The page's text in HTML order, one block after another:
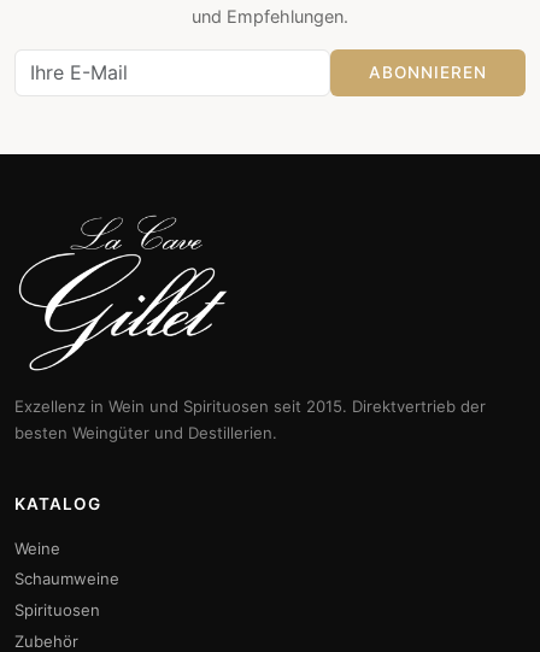
und Empfehlungen.
ABONNIEREN
Exzellenz in Wein und Spirituosen seit 2015. Direktvertrieb der
besten Weingüter und Destillerien.
KATALOG
Weine
Schaumweine
Spirituosen
Zubehör